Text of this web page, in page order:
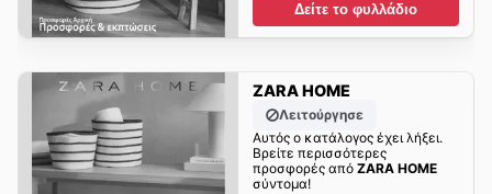
Δείτε το φυλλάδιο
ZARA HOME
Λειτούργησε
Αυτός ο κατάλογος έχει λήξει.
Βρείτε περισσότερες
προσφορές από ZARA HOME
σύντομα!